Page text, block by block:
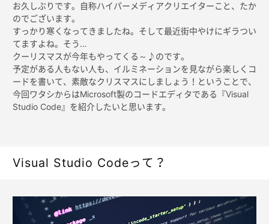
お久しぶりです。自称ハイパーメディアクリエイターこと、たか
のでございます。
すっかり寒くなってきましたね。そして最近街中やけにギラつい
てますよね。そう…
クーリスマスが今年もやってくる～♪のです。
予定がある人もない人も、イルミネーションを見ながら楽しくコ
ードを書いて、素敵なクリスマスにしましょう！ということで、
今回ワタシからはMicrosoft製のコードエディタである『Visual
Studio Code』を紹介したいと思います。
Visual Studio Codeって？